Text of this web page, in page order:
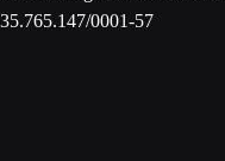
35.765.147/0001-57